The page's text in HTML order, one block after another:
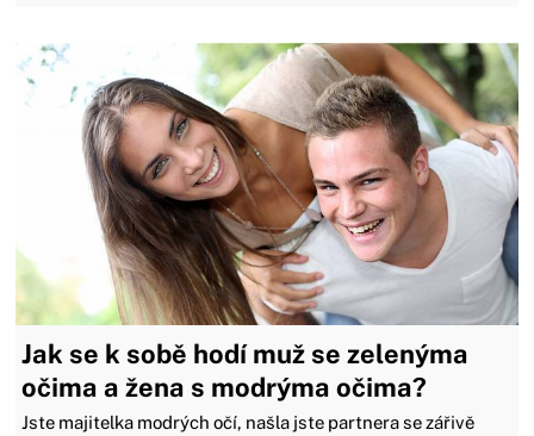
Jak se k sobě hodí muž se zelenýma
očima a žena s modrýma očima?
Jste majitelka modrých očí, našla jste partnera se zářivě